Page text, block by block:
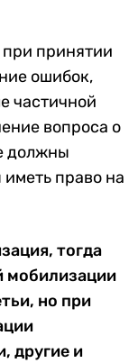
при принятии
ошибок,
частичной
вопроса о
должны
право на
тогда
мобилизации
но при
другие и